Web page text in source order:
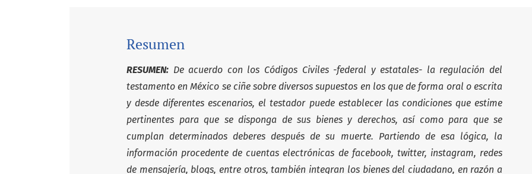
Resumen
RESUMEN: De acuerdo con los Códigos Civiles -federal y estatales- la regulación del
testamento en México se ciñe sobre diversos supuestos en los que de forma oral o escrita
y desde diferentes escenarios, el testador puede establecer las condiciones que estime
pertinentes para que se disponga de sus bienes y derechos, así como para que se
cumplan determinados deberes después de su muerte. Partiendo de esa lógica, la
información procedente de cuentas electrónicas de facebook, twitter, instagram, redes
de mensajería, blogs, entre otros, también integran los bienes del ciudadano, en razón a